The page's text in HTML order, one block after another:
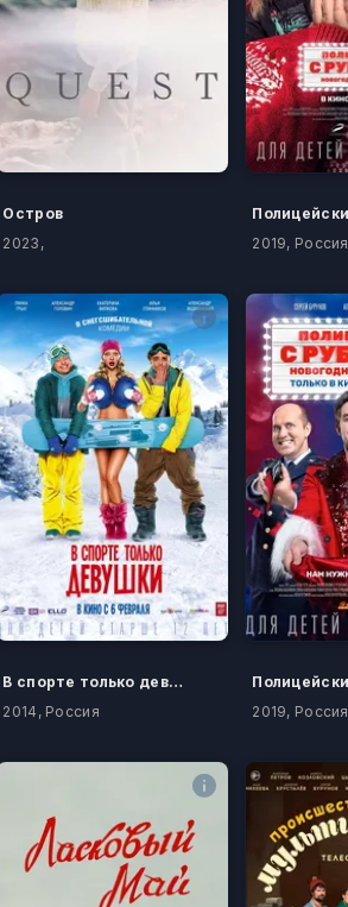
Остров
2023,
2019, Россия
B спoрте только девушки
2014, Россия
2019, Россия